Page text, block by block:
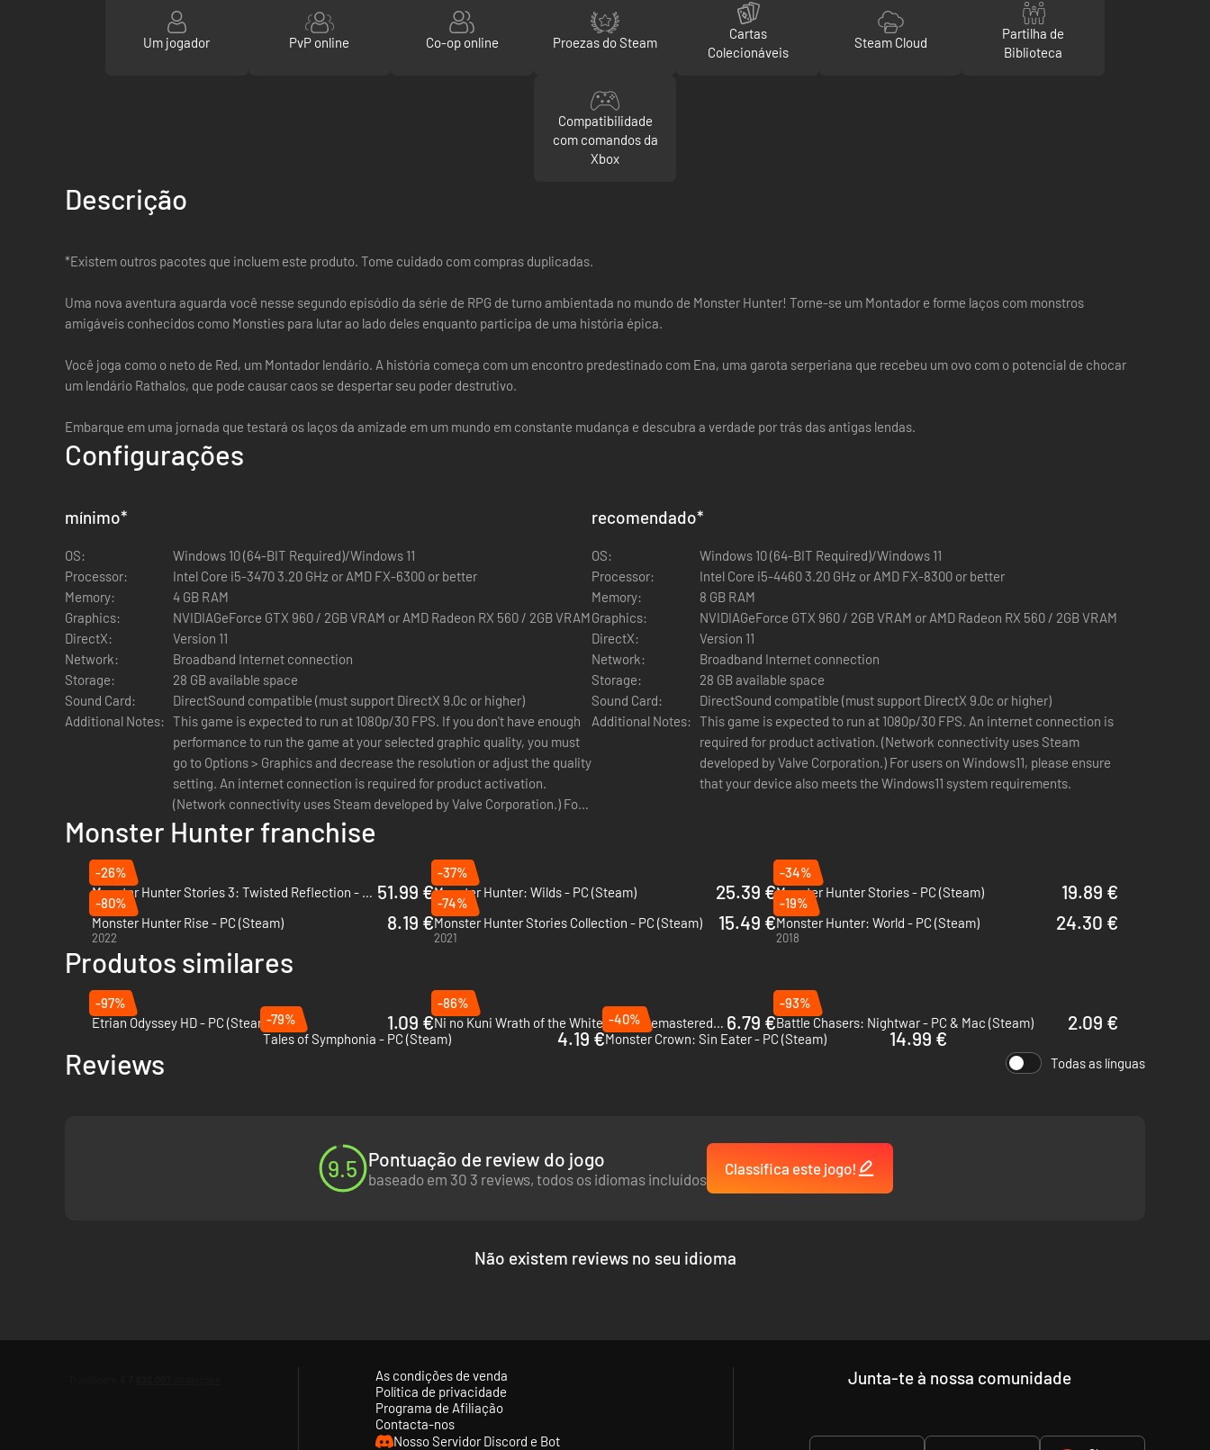
Um jogador PvP online Co-op online Proezas do Steam
Cartas
Colecionáveis
Steam Cloud
Partilha de
Biblioteca
Compatibilidade
com comandos da
Xbox
Descrição
*Existem outros pacotes que incluem este produto. Tome cuidado com compras duplicadas.
Uma nova aventura aguarda você nesse segundo episódio da série de RPG de turno ambientada no mundo de Monster Hunter! Torne-se um Montador e forme laços com monstros
amigáveis conhecidos como Monsties para lutar ao lado deles enquanto participa de uma história épica.
Você joga como o neto de Red, um Montador lendário. A história começa com um encontro predestinado com Ena, uma garota serperiana que recebeu um ovo com o potencial de chocar
um lendário Rathalos, que pode causar caos se despertar seu poder destrutivo.
Embarque em uma jornada que testará os laços da amizade em um mundo em constante mudança e descubra a verdade por trás das antigas lendas.
Configurações
mínimo*
OS:
Windows 10 (64-BIT Required)/Windows 11
Processor:
Intel Core i5-3470 3.20 GHz or AMD FX-6300 or better
Memory:
4 GB RAM
Graphics:
NVIDIAGeForce GTX 960 / 2GB VRAM or AMD Radeon RX 560 / 2GB VRAM
DirectX:
Version 11
Network:
Broadband Internet connection
Storage:
28 GB available space
Sound Card:
DirectSound compatible (must support DirectX 9.0c or higher)
Additional Notes: This game is expected to run at 1080p/30 FPS. If you don't have enough
performance to run the game at your selected graphic quality, you must
go to Options > Graphics and decrease the resolution or adjust the quality
setting. An internet connection is required for product activation.
(Network connectivity uses Steam developed by Valve Corporation.) For
users on Windows11, please ensure that your device also meets the
Windows11 system requirements.
recomendado*
OS:
Windows 10 (64-BIT Required)/Windows 11
Processor:
Intel Core i5-4460 3.20 GHz or AMD FX-8300 or better
Memory:
8 GB RAM
Graphics:
NVIDIAGeForce GTX 960 / 2GB VRAM or AMD Radeon RX 560 / 2GB VRAM
DirectX:
Version 11
Network:
Broadband Internet connection
Storage:
28 GB available space
Sound Card:
DirectSound compatible (must support DirectX 9.0c or higher)
Additional Notes: This game is expected to run at 1080p/30 FPS. An internet connection is
required for product activation. (Network connectivity uses Steam
developed by Valve Corporation.) For users on Windows11, please ensure
that your device also meets the Windows11 system requirements.
Monster Hunter franchise
-26%
Monster Hunter Stories 3: Twisted Reflection - PC (Steam)
2026
51.99 €
-37%
Monster Hunter: Wilds - PC (Steam)
2025
25.39 €
-34%
Monster Hunter Stories - PC (Steam)
2024
19.89 €
-80%
Monster Hunter Rise - PC (Steam)
2022
8.19 €
-74%
Monster Hunter Stories Collection - PC (Steam)
2021
15.49 €
-19%
Monster Hunter: World - PC (Steam)
2018
24.30 €
Produtos similares
-97%
Etrian Odyssey HD - PC (Steam)
1.09 €
-86%
Ni no Kuni Wrath of the White Witch Remastered - PC (Steam) 6.79 €
-93%
Battle Chasers: Nightwar - PC & Mac (Steam)
2.09 €
-79%
Tales of Symphonia - PC (Steam)
4.19 €
-40%
Monster Crown: Sin Eater - PC (Steam)
14.99 €
Reviews Todas as línguas
9.5 Pontuação de review do jogo
baseado em 30 3 reviews, todos os idiomas incluídos
Classifica este jogo!
Não existem reviews no seu idioma
As condições de venda
Política de privacidade
Programa de Afiliação
Contacta-nos
Nosso Servidor Discord e Bot
Junta-te à nossa comunidade